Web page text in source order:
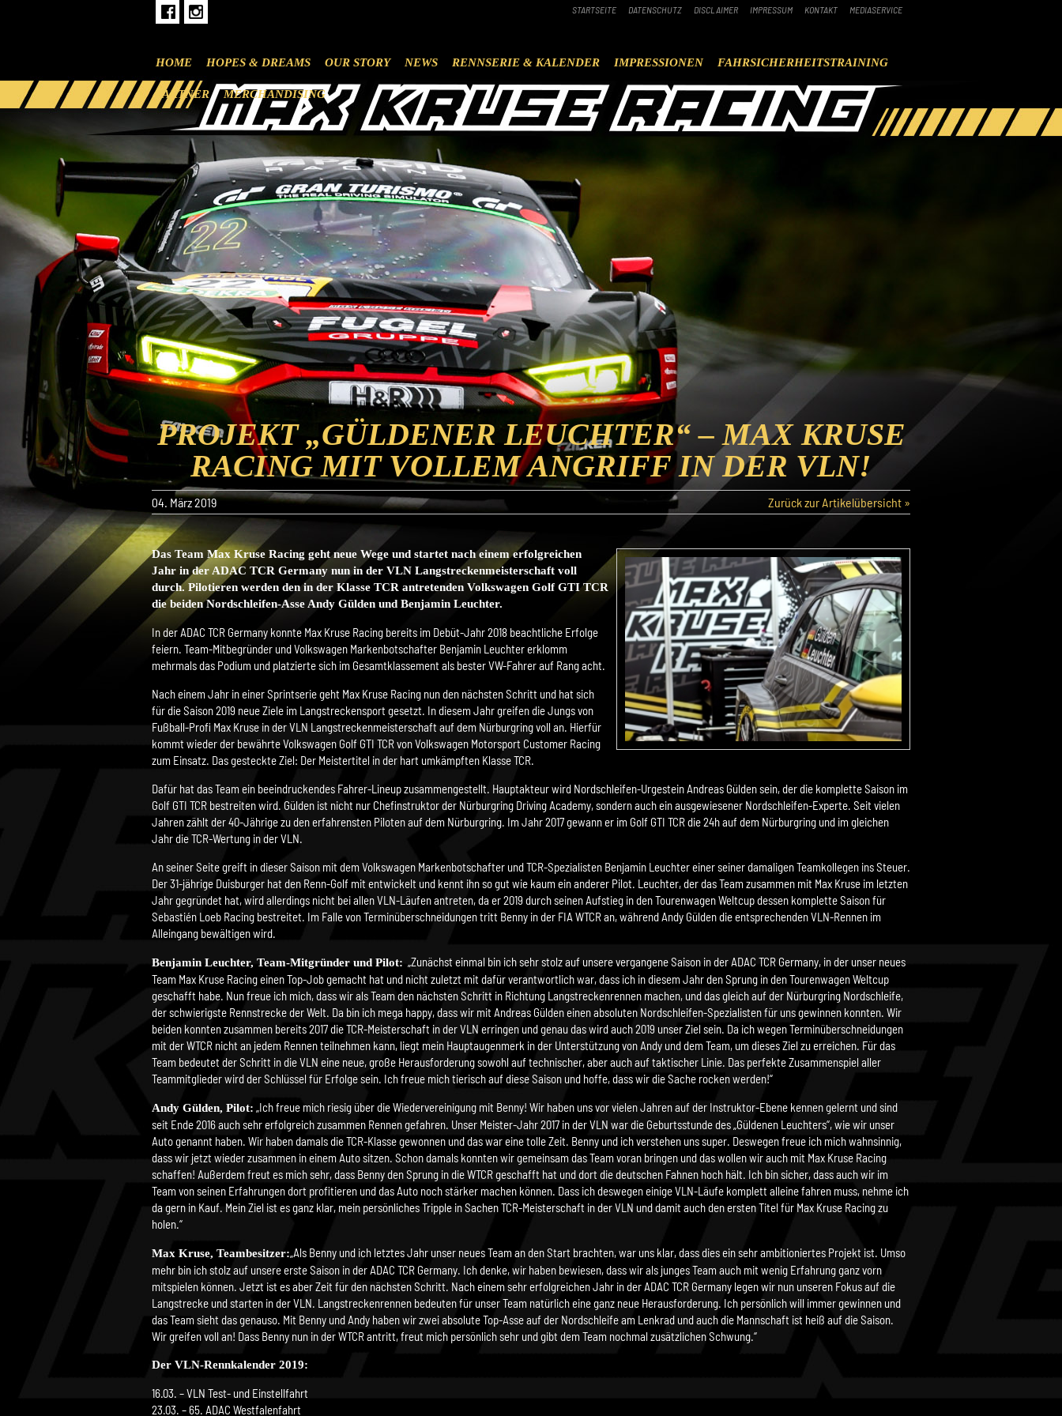
STARTSEITE DATENSCHUTZ DISCLAIMER IMPRESSUM KONTAKT MEDIASERVICE
HOME HOPES & DREAMS OUR STORY NEWS RENNSERIE & KALENDER IMPRESSIONEN FAHRSICHERHEITSTRAINING
PARTNER MERCHANDISING
PROJEKT „GÜLDENER LEUCHTER“ – MAX KRUSE
RACING MIT VOLLEM ANGRIFF IN DER VLN!
04. März 2019 Zurück zur Artikelübersicht »
Das Team Max Kruse Racing geht neue Wege und startet nach einem erfolgreichen
Jahr in der ADAC TCR Germany nun in der VLN Langstreckenmeisterschaft voll
durch. Pilotieren werden den in der Klasse TCR antretenden Volkswagen Golf GTI TCR
die beiden Nordschleifen-Asse Andy Gülden und Benjamin Leuchter.
In der ADAC TCR Germany konnte Max Kruse Racing bereits im Debüt-Jahr 2018 beachtliche Erfolge
feiern. Team-Mitbegründer und Volkswagen Markenbotschafter Benjamin Leuchter erklomm
mehrmals das Podium und platzierte sich im Gesamtklassement als bester VW-Fahrer auf Rang acht.
Nach einem Jahr in einer Sprintserie geht Max Kruse Racing nun den nächsten Schritt und hat sich
für die Saison 2019 neue Ziele im Langstreckensport gesetzt. In diesem Jahr greifen die Jungs von
Fußball-Profi Max Kruse in der VLN Langstreckenmeisterschaft auf dem Nürburgring voll an. Hierfür
kommt wieder der bewährte Volkswagen Golf GTI TCR von Volkswagen Motorsport Customer Racing
zum Einsatz. Das gesteckte Ziel: Der Meistertitel in der hart umkämpften Klasse TCR.
Dafür hat das Team ein beeindruckendes Fahrer-Lineup zusammengestellt. Hauptakteur wird Nordschleifen-Urgestein Andreas Gülden sein, der die komplette Saison im
Golf GTI TCR bestreiten wird. Gülden ist nicht nur Chefinstruktor der Nürburgring Driving Academy, sondern auch ein ausgewiesener Nordschleifen-Experte. Seit vielen
Jahren zählt der 40-Jährige zu den erfahrensten Piloten auf dem Nürburgring. Im Jahr 2017 gewann er im Golf GTI TCR die 24h auf dem Nürburgring und im gleichen
Jahr die TCR-Wertung in der VLN.
An seiner Seite greift in dieser Saison mit dem Volkswagen Markenbotschafter und TCR-Spezialisten Benjamin Leuchter einer seiner damaligen Teamkollegen ins Steuer.
Der 31-jährige Duisburger hat den Renn-Golf mit entwickelt und kennt ihn so gut wie kaum ein anderer Pilot. Leuchter, der das Team zusammen mit Max Kruse im letzten
Jahr gegründet hat, wird allerdings nicht bei allen VLN-Läufen antreten, da er 2019 durch seinen Aufstieg in den Tourenwagen Weltcup dessen komplette Saison für
Sebastién Loeb Racing bestreitet. Im Falle von Terminüberschneidungen tritt Benny in der FIA WTCR an, während Andy Gülden die entsprechenden VLN-Rennen im
Alleingang bewältigen wird.
Benjamin Leuchter, Team-Mitgründer und Pilot: „Zunächst einmal bin ich sehr stolz auf unsere vergangene Saison in der ADAC TCR Germany, in der unser neues
Team Max Kruse Racing einen Top-Job gemacht hat und nicht zuletzt mit dafür verantwortlich war, dass ich in diesem Jahr den Sprung in den Tourenwagen Weltcup
geschafft habe. Nun freue ich mich, dass wir als Team den nächsten Schritt in Richtung Langstreckenrennen machen, und das gleich auf der Nürburgring Nordschleife,
der schwierigste Rennstrecke der Welt. Da bin ich mega happy, dass wir mit Andreas Gülden einen absoluten Nordschleifen-Spezialisten für uns gewinnen konnten. Wir
beiden konnten zusammen bereits 2017 die TCR-Meisterschaft in der VLN erringen und genau das wird auch 2019 unser Ziel sein. Da ich wegen Terminüberschneidungen
mit der WTCR nicht an jedem Rennen teilnehmen kann, liegt mein Hauptaugenmerk in der Unterstützung von Andy und dem Team, um dieses Ziel zu erreichen. Für das
Team bedeutet der Schritt in die VLN eine neue, große Herausforderung sowohl auf technischer, aber auch auf taktischer Linie. Das perfekte Zusammenspiel aller
Teammitglieder wird der Schlüssel für Erfolge sein. Ich freue mich tierisch auf diese Saison und hoffe, dass wir die Sache rocken werden!“
Andy Gülden, Pilot: „Ich freue mich riesig über die Wiedervereinigung mit Benny! Wir haben uns vor vielen Jahren auf der Instruktor-Ebene kennen gelernt und sind
seit Ende 2016 auch sehr erfolgreich zusammen Rennen gefahren. Unser Meister-Jahr 2017 in der VLN war die Geburtsstunde des „Güldenen Leuchters“, wie wir unser
Auto genannt haben. Wir haben damals die TCR-Klasse gewonnen und das war eine tolle Zeit. Benny und ich verstehen uns super. Deswegen freue ich mich wahnsinnig,
dass wir jetzt wieder zusammen in einem Auto sitzen. Schon damals konnten wir gemeinsam das Team voran bringen und das wollen wir auch mit Max Kruse Racing
schaffen! Außerdem freut es mich sehr, dass Benny den Sprung in die WTCR geschafft hat und dort die deutschen Fahnen hoch hält. Ich bin sicher, dass auch wir im
Team von seinen Erfahrungen dort profitieren und das Auto noch stärker machen können. Dass ich deswegen einige VLN-Läufe komplett alleine fahren muss, nehme ich
da gern in Kauf. Mein Ziel ist es ganz klar, mein persönliches Tripple in Sachen TCR-Meisterschaft in der VLN und damit auch den ersten Titel für Max Kruse Racing zu
holen.“
Max Kruse, Teambesitzer:„Als Benny und ich letztes Jahr unser neues Team an den Start brachten, war uns klar, dass dies ein sehr ambitioniertes Projekt ist. Umso
mehr bin ich stolz auf unsere erste Saison in der ADAC TCR Germany. Ich denke, wir haben bewiesen, dass wir als junges Team auch mit wenig Erfahrung ganz vorn
mitspielen können. Jetzt ist es aber Zeit für den nächsten Schritt. Nach einem sehr erfolgreichen Jahr in der ADAC TCR Germany legen wir nun unseren Fokus auf die
Langstrecke und starten in der VLN. Langstreckenrennen bedeuten für unser Team natürlich eine ganz neue Herausforderung. Ich persönlich will immer gewinnen und
das Team sieht das genauso. Mit Benny und Andy haben wir zwei absolute Top-Asse auf der Nordschleife am Lenkrad und auch die Mannschaft ist heiß auf die Saison.
Wir greifen voll an! Dass Benny nun in der WTCR antritt, freut mich persönlich sehr und gibt dem Team nochmal zusätzlichen Schwung.“
Der VLN-Rennkalender 2019:
16.03. – VLN Test- und Einstellfahrt
23.03. – 65. ADAC Westfalenfahrt